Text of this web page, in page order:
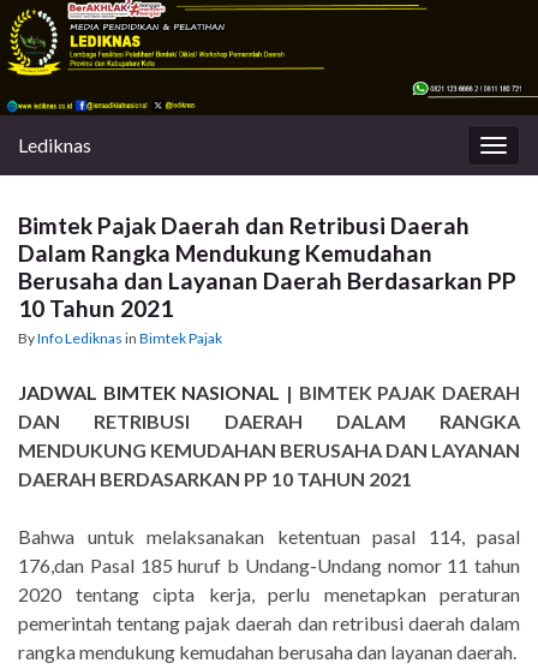
Lediknas
Bimtek Pajak Daerah dan Retribusi Daerah
Dalam Rangka Mendukung Kemudahan
Berusaha dan Layanan Daerah Berdasarkan PP
10 Tahun 2021
ByInfo Lediknas in Bimtek Pajak
JADWAL BIMTEK NASIONAL | BIMTEK PAJAK DAERAH
DAN RETRIBUSI DAERAH DALAM RANGKA
MENDUKUNG KEMUDAHAN BERUSAHA DAN LAYANAN
DAERAH BERDASARKAN PP 10 TAHUN 2021
Bahwa untuk melaksanakan ketentuan pasal 114, pasal
176,dan Pasal 185 huruf b Undang-Undang nomor 11 tahun
2020 tentang cipta kerja, perlu menetapkan peraturan
pemerintah tentang pajak daerah dan retribusi daerah dalam
rangka mendukung kemudahan berusaha dan layanan daerah.